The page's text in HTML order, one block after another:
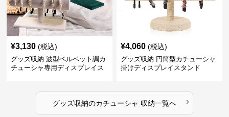
¥3,130 (税込)
グッズ収納 波型ベルベット調カ
チューシャ専用ディスプレイス
¥4,060 (税込)
グッズ収納 円筒型カチューシャ
掛けディスプレイスタンド
グッズ収納のカチューシャ 収納一覧へ ›